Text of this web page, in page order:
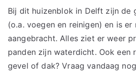
Bij dit huizenblok in Delft zijn de
(o.a. voegen en reinigen) en is er
aangebracht. Alles ziet er weer
panden zijn waterdicht. Ook een
gevel of dak? Vraag vandaag